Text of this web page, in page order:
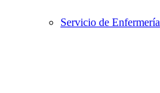
Servicio de Enfermería